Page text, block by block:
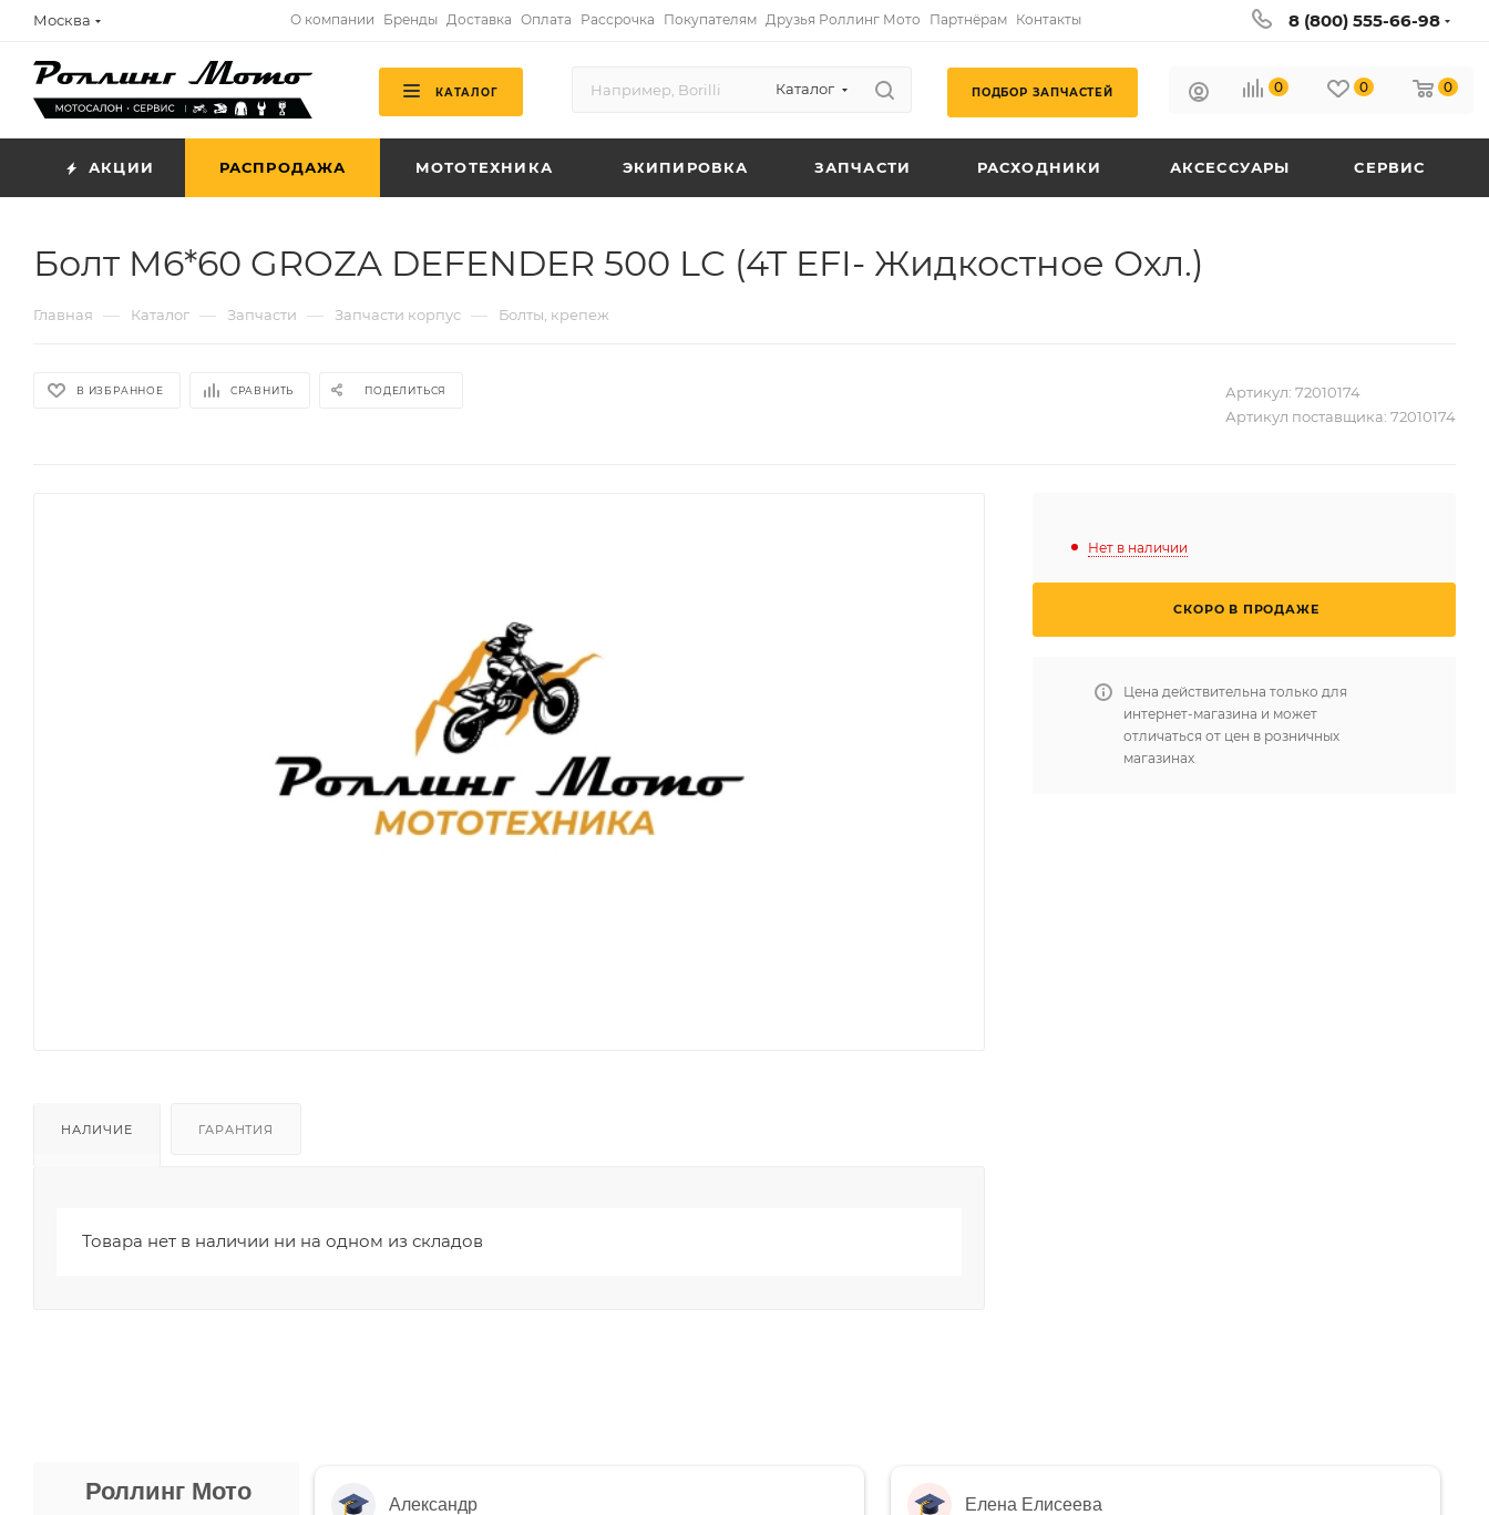
Москва О компании Бренды Доставка Оплата Рассрочка Покупателям Друзья Роллинг Мото Партнёрам Контакты 8 (800) 555-66-98
КАТАЛОГ Каталог ПОДБОР ЗАПЧАСТЕЙ 0 0 0
АКЦИИ РАСПРОДАЖА МОТОТЕХНИКА ЭКИПИРОВКА ЗАПЧАСТИ РАСХОДНИКИ АКСЕССУАРЫ СЕРВИС
Болт M6*60 GROZA DEFENDER 500 LC (4T EFI- Жидкостное Охл.)
Главная — Каталог — Запчасти — Запчасти корпус — Болты, крепеж
В ИЗБРАННОЕ СРАВНИТЬ ПОДЕЛИТЬСЯ Артикул: 72010174
Артикул поставщика: 72010174
НАЛИЧИЕ ГАРАНТИЯ
Товара нет в наличии ни на одном из складов
Нет в наличии
СКОРО В ПРОДАЖЕ
Цена действительна только для
интернет-магазина и может
отличаться от цен в розничных
магазинах
Роллинг Мото
Александр Елена Елисеева